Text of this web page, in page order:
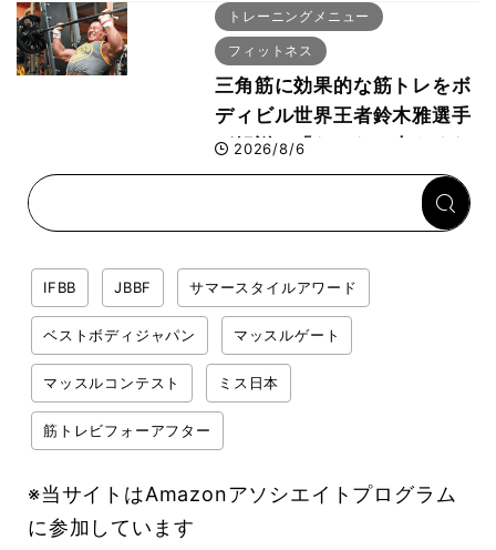
専門家がロジカル解説
トレーニングメニュー
フィットネス
三角筋に効果的な筋トレをボ
ディビル世界王者鈴木雅選手
が解説！「なかなか大きくな
らない肩の鍛え方」前編
2026/8/6
IFBB JBBF サマースタイルアワード
ベストボディジャパン マッスルゲート
マッスルコンテスト ミス日本
筋トレビフォーアフター
※当サイトはAmazonアソシエイトプログラム
に参加しています